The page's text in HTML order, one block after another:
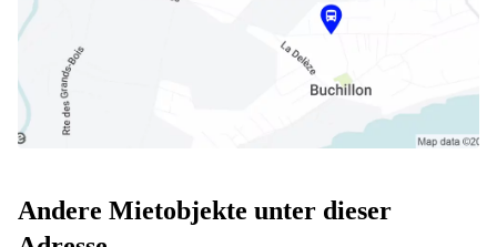
Andere Mietobjekte unter dieser